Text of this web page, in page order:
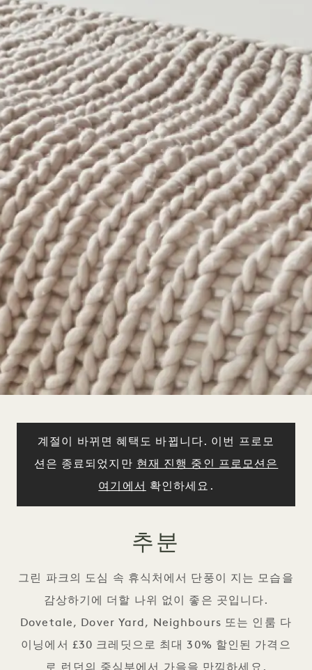
계절이 바뀌면 혜택도 바뀝니다. 이번 프로모
션은 종료되었지만 현재 진행 중인 프로모션은
여기에서
확인하세요.
추분
그린 파크의 도심 속 휴식처에서 단풍이 지는 모습을
감상하기에 더할 나위 없이 좋은 곳입니다.
Dovetale, Dover Yard, Neighbours 또는 인룸 다
이닝에서 £30 크레딧으로 최대 30% 할인된 가격으